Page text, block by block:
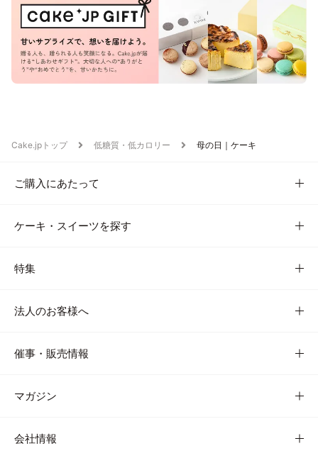
Cake.jpトップ 低糖質・低カロリー 母の日｜ケーキ
ご購入にあたって
ケーキ・スイーツを探す
特集
法人のお客様へ
催事・販売情報
マガジン
会社情報